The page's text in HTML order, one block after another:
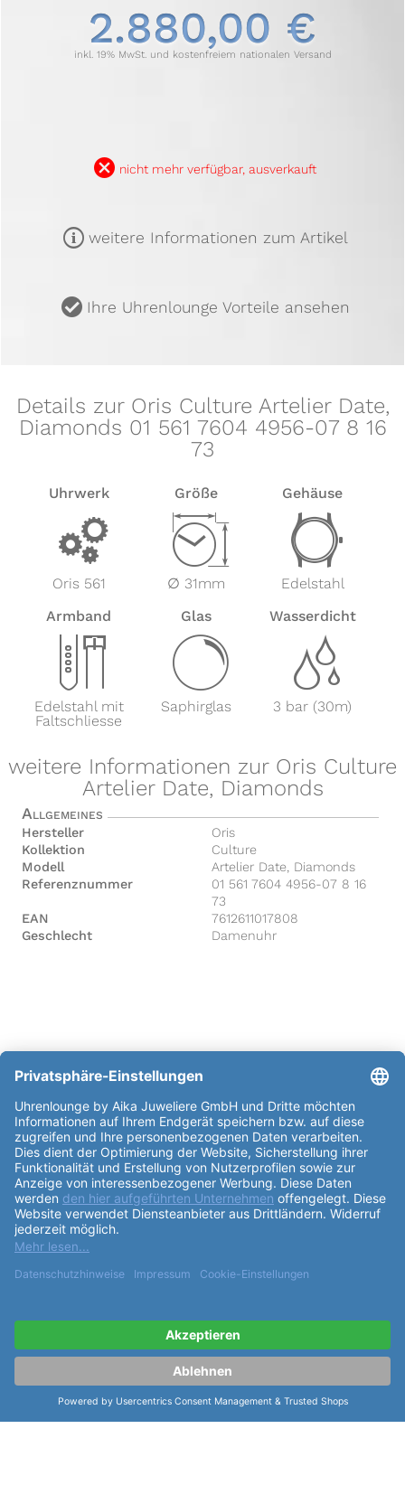
2.880,00 €
inkl. 19% MwSt. und kostenfreiem nationalen Versand
B nicht mehr verfügbar, ausverkauft
m weitere Informationen zum Artikel
u Ihre Uhrenlounge Vorteile ansehen
Details zur Oris Culture Artelier Date,
Diamonds 01 561 7604 4956-07 8 16
73
Uhrwerk
v
Oris 561
Größe
Z
∅ 31mm
Gehäuse
w
Edelstahl
Armband
x
Edelstahl mit
Faltschliesse
Glas
y
Saphirglas
Wasserdicht
z
3 bar (30m)
weitere Informationen zur Oris Culture
Artelier Date, Diamonds
Allgemeines
Hersteller
Oris
Kollektion
Culture
Modell
Artelier Date, Diamonds
Referenznummer
01 561 7604 4956-07 8 16
73
EAN
7612611017808
Geschlecht
Damenuhr